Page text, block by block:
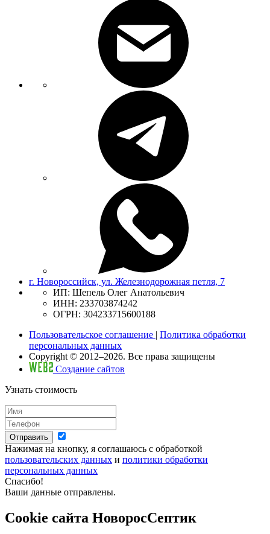
г. Новороссийск, ул. Железнодорожная петля, 7
ИП: Шепель Олег Анатольевич
ИНН: 233703874242
ОГРН: 304233715600188
Пользовательское соглашение | Политика обработки
персональных данных
Copyright © 2012–2026. Все права защищены
Создание сайтов
Узнать стоимость
Отправить
Нажимая на кнопку, я соглашаюсь с обработкой
пользовательских данных и политики обработки
персональных данных
Спасибо!
Ваши данные отправлены.
Cookie сайта НоворосСептик